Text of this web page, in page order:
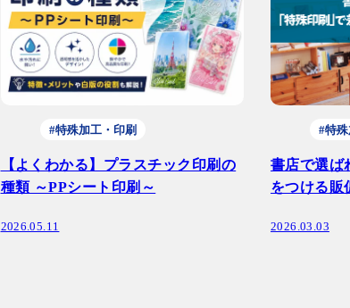
#特殊加工・印刷
【よくわかる】プラスチック印刷の
種類 ～PPシート印刷～
2026.05.11
#特
書店で選ば
をつける販
2026.03.03